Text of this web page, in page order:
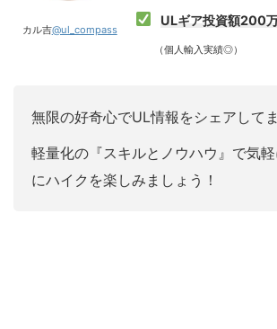
カル吉@ul_compass
ULギア投資額200
（個人輸入実績◎）
無限の好奇心でUL情報をシェアしてま
軽量化の『スキルとノウハウ』で気
にハイクを楽しみましょう！